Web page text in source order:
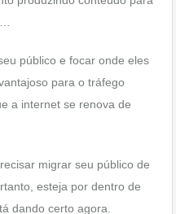
público e focar onde eles
para o tráfego
a internet se renova de
migrar seu público de
esteja por dentro de
dando certo agora.